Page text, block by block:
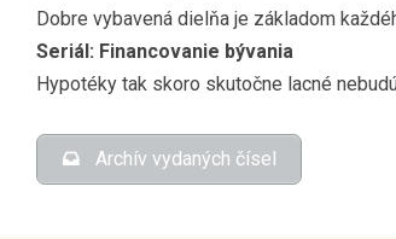
Dobre vybavená dielňa je základom
Seriál: Financovanie bývania
Hypotéky tak skoro skutočne lacné
Archív vydaných čísel